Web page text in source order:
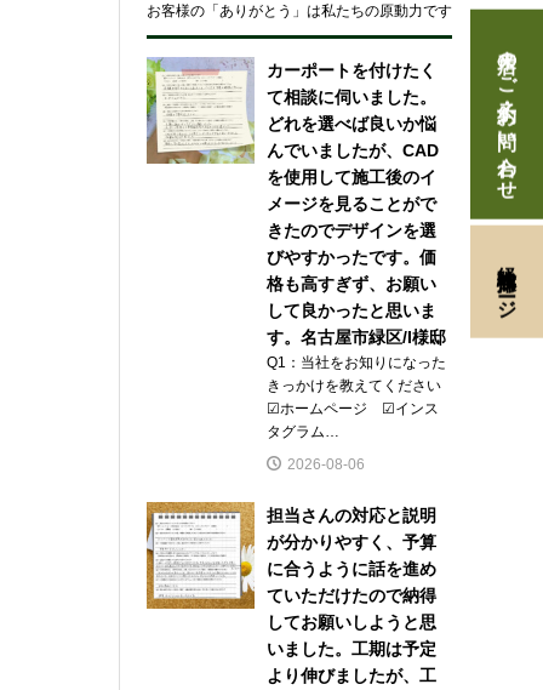
お客様の「ありがとう」は私たちの原動力です
カーポートを付けたく
て相談に伺いました。
どれを選べば良いか悩
んでいましたが、CAD
を使用して施工後のイ
メージを見ることがで
きたのでデザインを選
びやすかったです。価
格も高すぎず、お願い
して良かったと思いま
す。名古屋市緑区/I様邸
Q1：当社をお知りになった
きっかけを教えてください
☑ホームページ ☑インス
タグラム…
2026-08-06
担当さんの対応と説明
が分かりやすく、予算
に合うように話を進め
ていただけたので納得
してお願いしようと思
いました。工期は予定
より伸びましたが、工
来店のご予約・お問い合わせ
経験者採用ページ